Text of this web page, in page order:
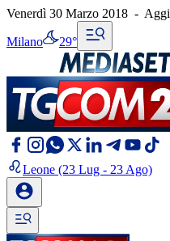
Venerdì 30 Marzo 2018 -
Milano 29°
Leone (23 Lug - 23 Ago)